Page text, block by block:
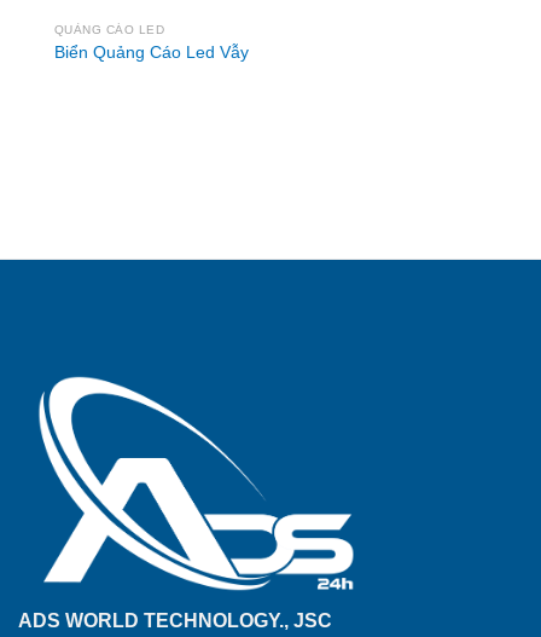
QUẢNG CÁO LED
Biển Quảng Cáo Led Vẫy
ADS WORLD TECHNOLOGY., JSC